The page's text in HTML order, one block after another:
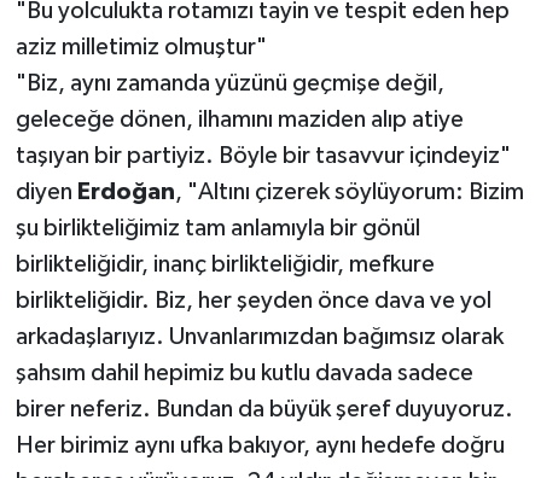
"Bu yolculukta rotamızı tayin ve tespit eden hep
aziz milletimiz olmuştur"
"Biz, aynı zamanda yüzünü geçmişe değil,
geleceğe dönen, ilhamını maziden alıp atiye
taşıyan bir partiyiz. Böyle bir tasavvur içindeyiz"
diyen Erdoğan, "Altını çizerek söylüyorum: Bizim
şu birlikteliğimiz tam anlamıyla bir gönül
birlikteliğidir, inanç birlikteliğidir, mefkure
birlikteliğidir. Biz, her şeyden önce dava ve yol
arkadaşlarıyız. Unvanlarımızdan bağımsız olarak
şahsım dahil hepimiz bu kutlu davada sadece
birer neferiz. Bundan da büyük şeref duyuyoruz.
Her birimiz aynı ufka bakıyor, aynı hedefe doğru